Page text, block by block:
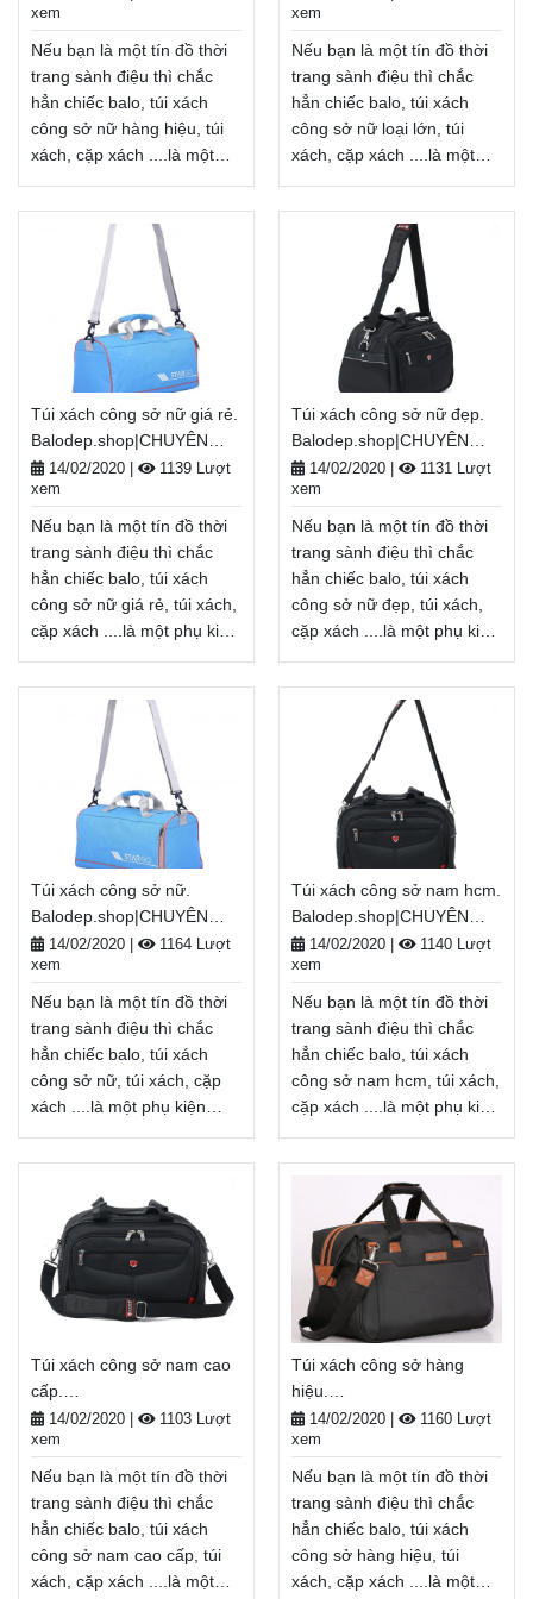
quốc, Miễn phí đổi trả
hàng, thanh toán tiền khi
nhận hàng Xem thêm
thanh toán tiền khi nhận
hàngXem thêm
BALO-TÚI XÁCH–VALI ĐẸP
xem
Nếu bạn là một tín đồ thời
trang sành điệu thì chắc
hẳn chiếc balo, túi xách
công sở nữ hàng hiệu, túi
xách, cặp xách ....là một
phụ kiện không thể thiếu.
túi xách công sở nữ hàng
hiệu không chỉ là một vật
dụng cần thiết để mang
theo giày, bảo quản đồ
dùng cá nhân... mà còn là
một phụ kiện thời trang
giúp tôn lên cá tính, gu
thẩm mĩ của mỗi người.
Balodep.shop|Chuyên túi
xách công sở nữ hàng
hiệu, Balo-Túi xách. Giao
hàng toàn quốc, Miễn phí
đổi trả hàng, thanh toán
tiền khi nhận hàng
Xem thêm
xem
Nếu bạn là một tín đồ thời
trang sành điệu thì chắc
hẳn chiếc balo, túi xách
công sở nữ loại lớn, túi
xách, cặp xách ....là một
phụ kiện không thể thiếu.
túi xách công sở nữ loại
lớn không chỉ là một vật
dụng cần thiết để mang
theo giày, bảo quản đồ
dùng cá nhân... mà còn là
một phụ kiện thời trang
giúp tôn lên cá tính, gu
thẩm mĩ của mỗi người.
Balodep.shop|Chuyên túi
xách công sở nữ loại
lớn, Balo-Túi xách. Giao
hàng toàn quốc, Miễn phí
đổi trả hàng, thanh toán
tiền khi nhận hàng
Xem thêm
Túi xách công sở nữ giá rẻ.
Balodep.shop|CHUYÊN
BALO-TÚI XÁCH–VALI ĐẸP
14/02/2020
1139 Lượt
xem
Nếu bạn là một tín đồ thời
trang sành điệu thì chắc
hẳn chiếc balo, túi xách
công sở nữ giá rẻ, túi xách,
cặp xách ....là một phụ kiện
công sở nữ giá rẻ không
chỉ là một vật dụng cần
thiết để mang
theo giày, bảo quản đồ
dùng cá nhân... mà còn là
một phụ kiện thời trang
giúp tôn lên cá tính, gu
thẩm mĩ của mỗi người.
Balodep.shop|Chuyên túi
xách công sở nữ giá
rẻ, Balo-Túi xách. Giao
hàng toàn quốc, Miễn phí
đổi trả hàng, thanh toán
tiền khi nhận hàng
Xem thêm
Túi xách công sở nữ đẹp.
Balodep.shop|CHUYÊN
BALO-TÚI XÁCH–VALI ĐẸP
14/02/2020
1131 Lượt
xem
Nếu bạn là một tín đồ thời
trang sành điệu thì chắc
hẳn chiếc balo, túi xách
công sở nữ đẹp, túi xách,
cặp xách ....là một phụ kiện
công sở nữ đẹp không
chỉ là một vật dụng cần
thiết để mang
theo giày, bảo quản đồ
dùng cá nhân... mà còn là
một phụ kiện thời trang
giúp tôn lên cá tính, gu
thẩm mĩ của mỗi người.
Balodep.shop|Chuyên túi
xách công sở nữ đẹp, Balo-
Túi xách. Giao hàng toàn
quốc, Miễn phí đổi trả
hàng, thanh toán tiền khi
nhận hàng Xem thêm
Túi xách công sở nữ.
Balodep.shop|CHUYÊN
BALO-TÚI XÁCH–VALI ĐẸP
14/02/2020
1164 Lượt
xem
Nếu bạn là một tín đồ thời
trang sành điệu thì chắc
hẳn chiếc balo, túi xách
công sở nữ, túi xách, cặp
xách ....là một phụ kiện
công sở nữ không chỉ là
mang theo giày, bảo
quản đồ dùng cá nhân...
mà còn là một phụ kiện thời
trang giúp tôn lên cá
tính, gu thẩm mĩ của mỗi
Balodep.shop|Chuyên túi
xách công sở nữ, Balo-Túi
xách. Giao hàng toàn quốc,
Miễn phí đổi trả hàng,
thanh toán tiền khi nhận
hàng Xem thêm
Túi xách công sở nam hcm.
Balodep.shop|CHUYÊN
BALO-TÚI XÁCH–VALI ĐẸP
14/02/2020
1140 Lượt
xem
Nếu bạn là một tín đồ thời
trang sành điệu thì chắc
hẳn chiếc balo, túi xách
công sở nam hcm, túi xách,
cặp xách ....là một phụ kiện
công sở nam hcm không
chỉ là một vật dụng cần
thiết để mang
theo giày, bảo quản đồ
dùng cá nhân... mà còn là
một phụ kiện thời trang
giúp tôn lên cá tính, gu
thẩm mĩ của mỗi người.
Balodep.shop|Chuyên túi
xách công sở nam
hcm, Balo-Túi xách. Giao
hàng toàn quốc, Miễn phí
đổi trả hàng, thanh toán
tiền khi nhận hàng
Xem thêm
Túi xách công sở nam cao
cấp.
Balodep.shop|CHUYÊN
BALO-TÚI XÁCH–VALI ĐẸP
14/02/2020
1103 Lượt
xem
Nếu bạn là một tín đồ thời
trang sành điệu thì chắc
hẳn chiếc balo, túi xách
công sở nam cao cấp, túi
xách, cặp xách ....là một
Túi xách công sở hàng
hiệu.
Balodep.shop|CHUYÊN
BALO-TÚI XÁCH–VALI ĐẸP
14/02/2020
1160 Lượt
xem
Nếu bạn là một tín đồ thời
trang sành điệu thì chắc
hẳn chiếc balo, túi xách
công sở hàng hiệu, túi
xách, cặp xách ....là một